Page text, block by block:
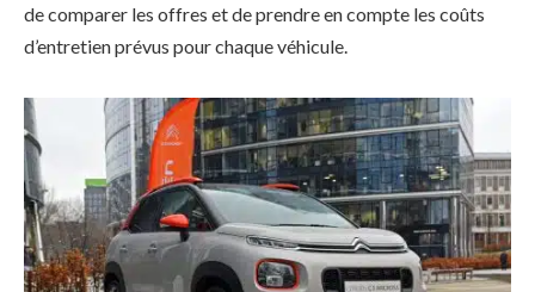
de comparer les offres et de prendre en compte les coûts
d’entretien prévus pour chaque véhicule.